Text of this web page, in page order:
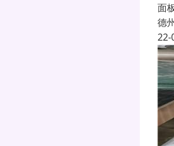
面
德
22-